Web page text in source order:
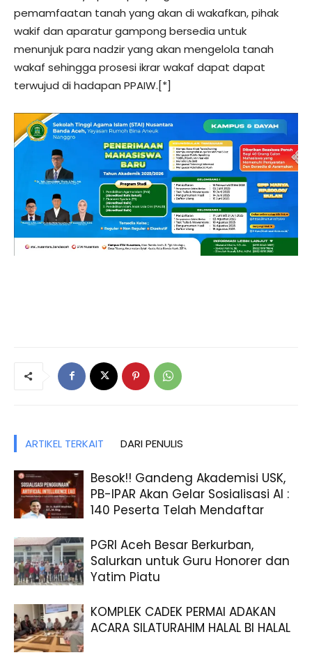
pemamfaatan tanah yang akan di wakafkan, pihak
wakif dan aparatur gampong bersedia untuk
menunjuk para nadzir yang akan mengelola tanah
wakaf sehingga prosesi ikrar wakaf dapat dapat
terwujud di hadapan PPAIW.[*]
ARTIKEL TERKAIT DARI PENULIS
Besok!! Gandeng Akademisi USK,
PB-IPAR Akan Gelar Sosialisasi AI :
140 Peserta Telah Mendaftar
PGRI Aceh Besar Berkurban,
Salurkan untuk Guru Honorer dan
Yatim Piatu
KOMPLEK CADEK PERMAI ADAKAN
ACARA SILATURAHIM HALAL BI HALAL